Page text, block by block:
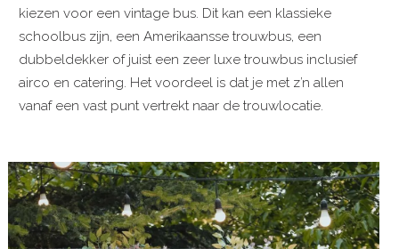
kiezen voor een vintage bus. Dit kan een klassieke
schoolbus zijn, een Amerikaansse trouwbus, een
dubbeldekker of juist een zeer luxe trouwbus inclusief
airco en catering. Het voordeel is dat je met z’n allen
vanaf een vast punt vertrekt naar de trouwlocatie.